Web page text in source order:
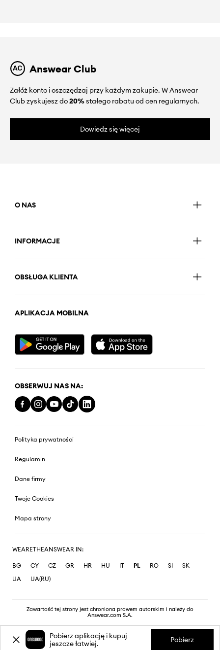
Answear Club
Załóż konto i oszczędzaj przy każdym zakupie. W Answear
Club zyskujesz do20%stałego rabatu od cen regularnych.
Dowiedz się więcej
O NAS
INFORMACJE
OBSŁUGA KLIENTA
APLIKACJA MOBILNA
OBSERWUJ NAS NA:
Polityka prywatności
Regulamin
Dane firmy
Twoje Cookies
Mapa strony
WEARETHEANSWEAR IN:
BG CY CZ GR HR HU IT PL RO SI
SK
UA
UA(RU)
Zawartość tej strony jest chroniona prawem autorskim i należy do
Answear.com S.A.
Pobierz aplikację i kupuj
jeszcze łatwiej.
Pobierz